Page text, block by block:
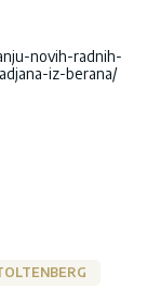
novih-radnih-
iz-berana/